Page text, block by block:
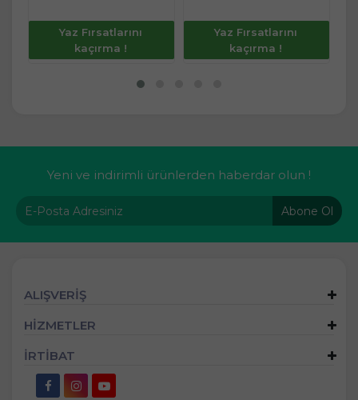
Yaz Fırsatlarını
kaçırma !
Yaz Fırsatlarını
kaçırma !
Yeni ve indirimli ürünlerden haberdar olun !
Abone Ol
ALIŞVERİŞ
HİZMETLER
İRTİBAT